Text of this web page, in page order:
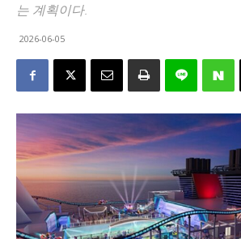
는 계획이다.
2026-06-05